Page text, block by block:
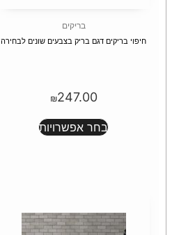
בריקים
חיפוי בריקים דגם בריק בצבעים שונים לבחירה
₪247.00
בחר אפשרויות